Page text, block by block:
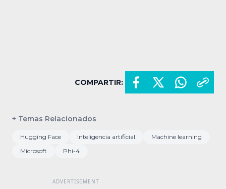
COMPARTIR:
+ Temas Relacionados
Hugging Face Inteligencia artificial
Machine learning
Microsoft
Phi-4